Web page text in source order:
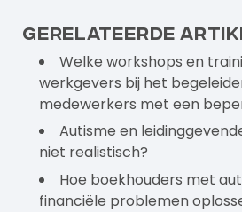
Gerelateerde
Welke workshops en
werkgevers bij het
medewerkers met een
Autisme en
niet realistisch?
Hoe boekhouders met
financiële problemen